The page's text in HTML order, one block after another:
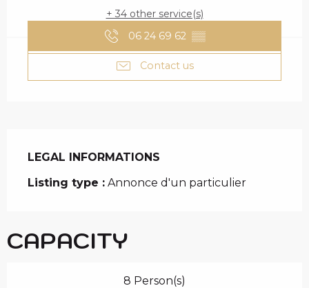
+ 34 other service(s)
06 24 69 62 ▒▒
Contact us
LEGAL INFORMATIONS
LEGAL INFORMATIONS
Listing type : Annonce d'un particulier
CAPACITY
8 Person(s)